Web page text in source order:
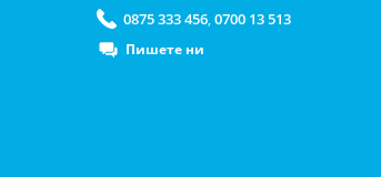
0875 333 456, 0700 13 513
Пишете ни